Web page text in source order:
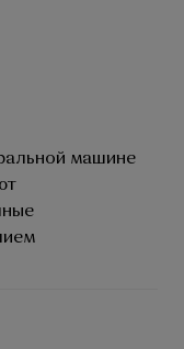
машине